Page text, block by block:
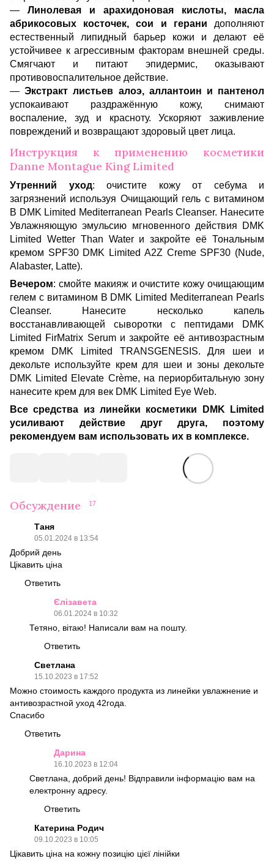
— Линолевая и арахидоновая кислоты, масла
абрикосовых косточек, сои и герани дополняют
естественный липидный барьер кожи и делают её
устойчивее к агрессивным факторам внешней среды.
Смягчают и питают эпидермис, оказывают
противовоспалительное действие.
—Экстракт листьев алоэ, аллантоин и пантенол
успокаивают раздражённую кожу, снимают
воспаление, зуд и красноту. Ускоряют заживление
повреждений и возвращают здоровый цвет лица.
Инструкция к применению косметики
Danne Montague King Limited
Утренний уход: очистите кожу от себума и
загрязнений используя Очищающий гель с витамином
B DMK Limited Mediterranean Pearls Cleanser. Нанесите
Увлажняющую эмульсию мгновенного действия DMK
Limited Wetter Than Water и закройте её Тональным
кремом SPF30 DMK Limited A2Z Creme SPF30 (Nude,
Alabaster, Latte).
Вечером: смойте макияж и очистите кожу очищающим
гелем с витамином B DMK Limited Mediterranean Pearls
Cleanser. Нанесите несколько капель
восстанавливающей сыворотки с пептидами DMK
Limited FirMatrix Serum и закройте её антивозрастным
кремом DMK Limited TRANSGENESIS. Для шеи и
декольте используйте крем для шеи и зоны декольте
DMK Limited Elevate Crème, на периорбитальную зону
нанесите крем для век DMK Limited Eye Web.
Все средства из линейки косметики DMK Limited
усиливают действие друг друга, поэтому
рекомендуем вам использовать их в комплексе.
Обсуждение 17
Таня
05.01.2024 в 13:54
Добрий день
Цікавить ціна
Ответить
Єлізавета
06.01.2024 в 10:32
Тетяно, вітаю! Написали вам на пошту.
Ответить
Светлана
15.10.2023 в 17:52
Можно стоимость каждого продукта из линейки увлажнение и
антивозрастной уход 42года.
Спасибо
Ответить
Дарина
16.10.2023 в 12:04
Светлана, добрий день! Відправили інформацію вам на
електронну адресу.
Ответить
Катерина Родич
09.10.2023 в 10:05
Цікавить ціна на кожну позицію цієї лінійки